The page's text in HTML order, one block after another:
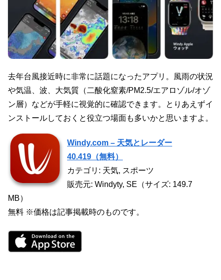
去年台風接近時に非常に話題になったアプリ。風雨の状況
や気温、波、大気質（二酸化窒素/PM2.5/エアロゾル/オゾ
ン層）などが手軽に視覚的に確認できます。とりあえずイ
ンストールしておくと役立つ場面も多いかと思いますよ。
Windy.com – 天気とレーダー
40.419（無料）
カテゴリ: 天気, スポーツ
販売元: Windyty, SE（サイズ: 149.7
MB）
無料 ※価格は記事掲載時のものです。